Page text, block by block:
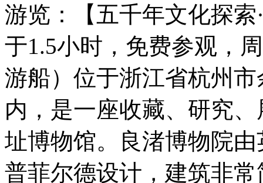
游览：【五千年文化探
于1.5小时，免费参观，
游船）位于浙江省杭州
内，是一座收藏、研究
址博物馆。良渚博物院
普菲尔德设计，建筑非